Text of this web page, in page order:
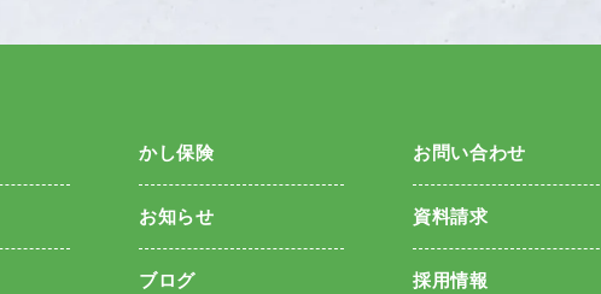
かし保険
お知らせ
ブログ
お問い合わせ
資料請求
採用情報